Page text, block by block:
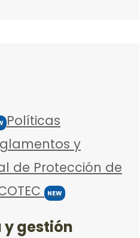
Políticas
y
de Protección de
NEW
gestión